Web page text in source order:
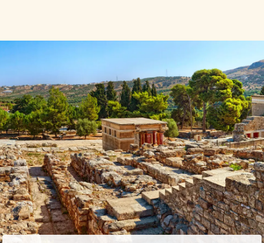
Vi avslutar med en kall fatöl och en lättare lunch
på Kretas enda fatölsbryggeri.